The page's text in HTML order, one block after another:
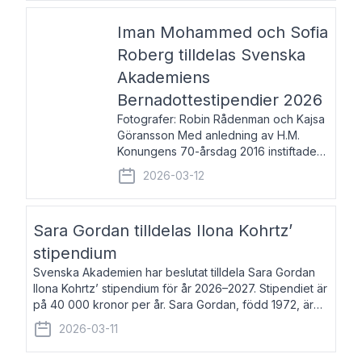
Iman Mohammed och Sofia
Roberg tilldelas Svenska
Akademiens
Bernadottestipendier 2026
Fotografer: Robin Rådenman och Kajsa
Göransson Med anledning av H.M.
Konungens 70-årsdag 2016 instiftade
fem av de kungliga akademierna det så
kallade Bernadotteprogrammet med
syfte att genom stipendier erbjuda stöd
2026-03-12
Sara Gordan tilldelas Ilona Kohrtz’
stipendium
Svenska Akademien har beslutat tilldela Sara Gordan
Ilona Kohrtz’ stipendium för år 2026–2027. Stipendiet är
på 40 000 kronor per år. Sara Gordan, född 1972, är
författare och översättare. Hon debuterade 2006 med
det prosalyriska verket En
2026-03-11